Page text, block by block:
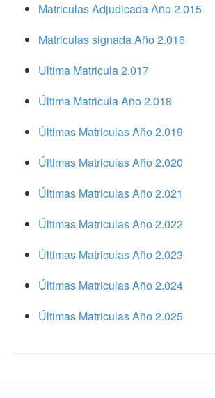
Matriculas Adjudicada Año 2.015
Matriculas signada Año 2.016
Ultima Matricula 2.017
Última Matricula Año 2.018
Últimas Matriculas Año 2.019
Últimas Matriculas Año 2.020
Últimas Matriculas Año 2.021
Últimas Matriculas Año 2.022
Últimas Matriculas Año 2.023
Últimas Matriculas Año 2.024
Últimas Matriculas Año 2.025